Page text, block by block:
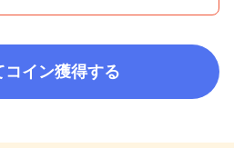
コイン獲得する